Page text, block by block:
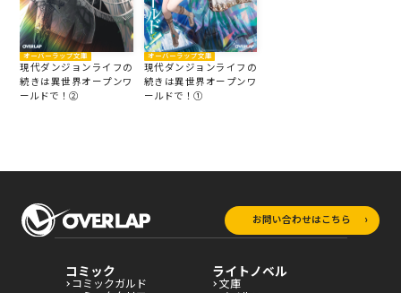
オーバーラップ文庫
現代ダンジョンライフの
続きは異世界オープンワ
ールドで！②
オーバーラップ文庫
現代ダンジョンライフの
続きは異世界オープンワ
ールドで！①
お問い合わせはこちら
コミック
コミックガルド
ライトノベル
文庫